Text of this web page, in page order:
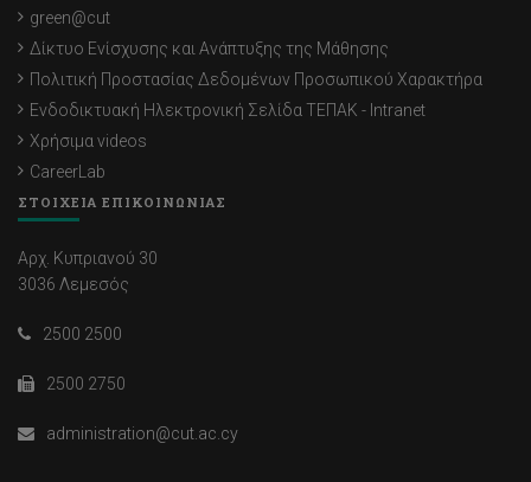
green@cut
Δίκτυο Ενίσχυσης και Ανάπτυξης της Μάθησης
Πολιτική Προστασίας Δεδομένων Προσωπικού Χαρακτήρα
Ενδοδικτυακή Ηλεκτρονική Σελίδα ΤΕΠΑΚ - Intranet
Χρήσιμα videos
CareerLab
ΣΤΟΙΧΕΙΑ ΕΠΙΚΟΙΝΩΝΙΑΣ
Αρχ. Κυπριανού 30
3036 Λεμεσός
2500 2500
2500 2750
administration@cut.ac.cy